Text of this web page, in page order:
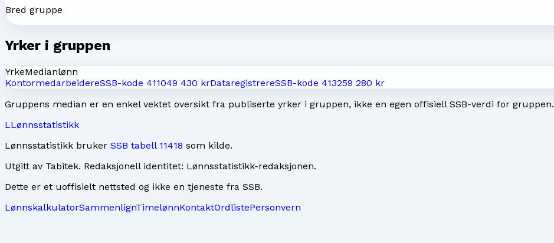
Bred gruppe
Yrker i gruppen
YrkeMedianlønn
KontormedarbeidereSSB-kode 411049 430 krDataregistrereSSB-kode 413259 280 kr
Gruppens median er en enkel vektet oversikt fra publiserte yrker i gruppen, ikke en egen offisiell SSB-verdi for gruppen.
LLønnsstatistikk
Lønnsstatistikk bruker SSB tabell 11418 som kilde.
Utgitt av Tabitek. Redaksjonell identitet: Lønnsstatistikk-redaksjonen.
Dette er et uoffisielt nettsted og ikke en tjeneste fra SSB.
LønnskalkulatorSammenlignTimelønnKontaktOrdlistePersonvern